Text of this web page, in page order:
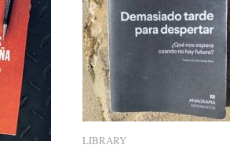
LIBRARY
LIBRARY